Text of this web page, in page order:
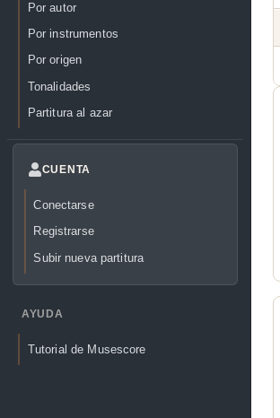
Por autor
Por instrumentos
Por origen
Tonalidades
Partitura al azar
CUENTA
Conectarse
Registrarse
Subir nueva partitura
AYUDA
Tutorial de Musescore